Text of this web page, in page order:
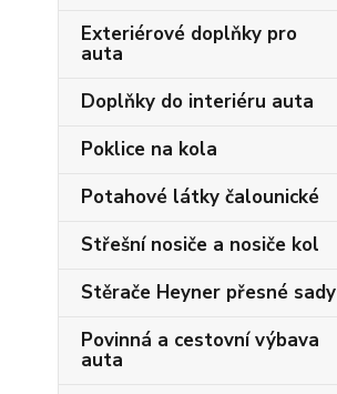
Exteriérové doplňky pro
auta
Doplňky do interiéru auta
Poklice na kola
Potahové látky čalounické
Střešní nosiče a nosiče kol
Stěrače Heyner přesné sady
Povinná a cestovní výbava
auta